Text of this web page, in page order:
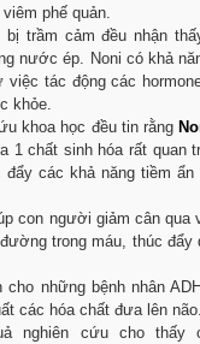
phế quản.
bị trầm cảm đều nhận
nước ép. Noni có khả
việc tác động các
khỏe.
khoa học đều tin rằng
1 chất sinh hóa rất quan
đẩy các khả năng tiềm
con người giảm cân qua
trong máu, thúc đẩy
những bệnh nhân
các hóa chất đưa lên não.
nghiên cứu cho thấy